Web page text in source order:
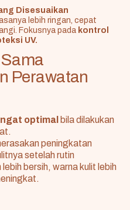
Disesuaikan
lebih ringan, cepat
Fokusnya pada kontrol
UV.
Perawatan
optimal bila dilakukan
peningkatan
setelah rutin
bersih, warna kulit lebih